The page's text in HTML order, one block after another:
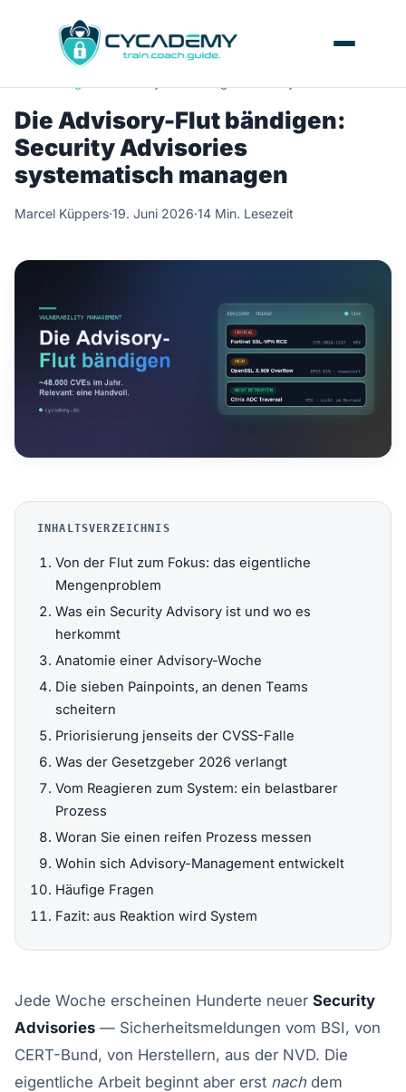
Die Advisory-Flut bändigen:
Security Advisories
systematisch managen
Marcel Küppers·19. Juni 2026·14 Min. Lesezeit
INHALTSVERZEICHNIS
Von der Flut zum Fokus: das eigentliche
Mengenproblem
Was ein Security Advisory ist und wo es
herkommt
Anatomie einer Advisory-Woche
Die sieben Painpoints, an denen Teams
scheitern
Priorisierung jenseits der CVSS-Falle
Was der Gesetzgeber 2026 verlangt
Vom Reagieren zum System: ein belastbarer
Prozess
Woran Sie einen reifen Prozess messen
Wohin sich Advisory-Management entwickelt
Häufige Fragen
Fazit: aus Reaktion wird System
Jede Woche erscheinen Hunderte neuer Security
Advisories — Sicherheitsmeldungen vom BSI, von
CERT-Bund, von Herstellern, aus der NVD. Die
eigentliche Arbeit beginnt aber erst nachdem